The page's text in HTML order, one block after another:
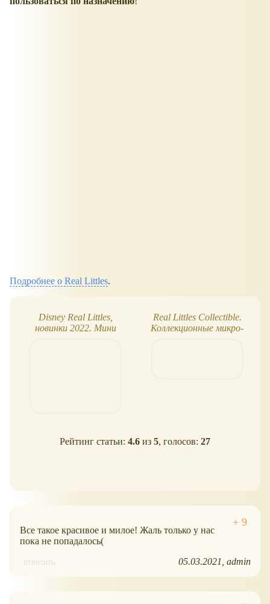
Подробнее о Real Littles.
Disney Real Littles,
новинки 2022. Мини
Real Littles Collectible.
Коллекционные микро-
Рейтинг статьи: 4.6 из 5, голосов: 27
Все такое красивое и милое! Жаль только у нас
пока не попадалось(
ответить 05.03.2021 admin